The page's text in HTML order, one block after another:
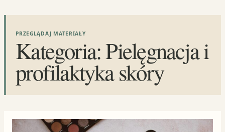
PRZEGLĄDAJ MATERIAŁY
Kategoria:Pielęgnacja i
profilaktyka skóry